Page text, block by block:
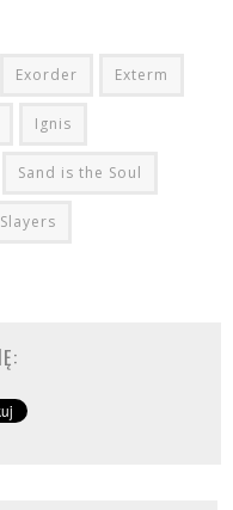
Exorder Exterm
Ignis
Sand is the Soul